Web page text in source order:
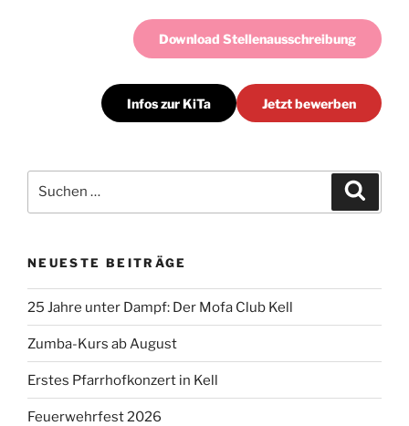
Download Stellenausschreibung
Infos zur KiTa Jetzt bewerben
nach:
NEUESTE BEITRÄGE
25 Jahre unter Dampf: Der Mofa Club Kell
Zumba-Kurs ab August
Erstes Pfarrhofkonzert in Kell
Feuerwehrfest 2026